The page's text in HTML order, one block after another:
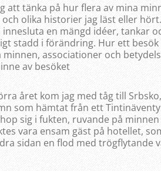
att tänka på hur flera av mina
olika historier jag läst eller
innesluta en mängd idéer, tankar
stadd i förändring. Hur ett
minnen, associationer och
av besöket
året kom jag med tåg till
som hämtat från ett
sig i fukten, ruvande på
vara ensam gäst på hotellet,
sidan en flod med trögflytande